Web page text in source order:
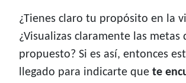
¿Tienes claro tu propósito en la
¿Visualizas claramente las metas
propuesto? Si es así, entonces
llegado para indicarte que te